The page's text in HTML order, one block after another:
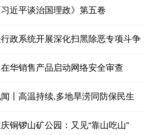
近平谈治国理政》第五卷
政系统开展深化扫黑除恶专项斗争
华销售产品启动网络安全审查
丨高温持续,多地旱涝同防保民生
铜锣山矿公园：又见“靠山吃山”